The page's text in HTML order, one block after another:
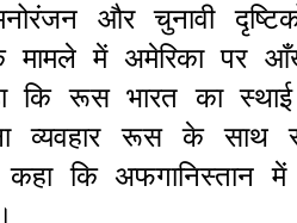
मनोरंजन और चुनावी
मामले में अमेरिका पर
कि रूस भारत का स्थाई
व्यवहार रूस के साथ
कहा कि अफगानिस्तान